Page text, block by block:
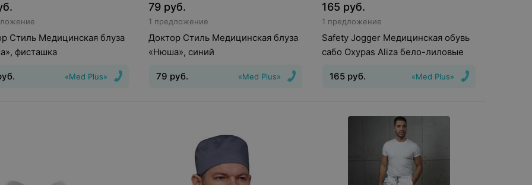
Стиль Медицинская блуза
фисташка
«Med Plus»
79 руб.
1 предложение
Доктор Стиль Медицинская блуза
«Нюша», синий
«Med Plus»
79 руб.
165 руб.
1 предложение
Safety Jogger Медицинская обувь
сабо Oxypas Aliza бело-лиловые
«Med Plus»
165 руб.